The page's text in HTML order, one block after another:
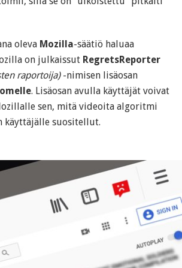
oleva Mozilla-säätiö haluaa
on julkaissut RegretsReporter
raportoija)-nimisen lisäosan
. Lisäosan avulla käyttäjät voivat
sen, mitä videoita algoritmi
käyttäjälle suositellut.